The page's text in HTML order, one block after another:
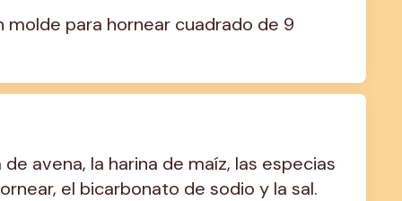
molde para hornear cuadrado de 9
avena, la harina de maíz, las especias
el bicarbonato de sodio y la sal.